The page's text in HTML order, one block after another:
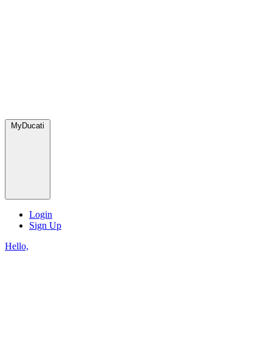
MyDucati
Login
Sign Up
Hello,